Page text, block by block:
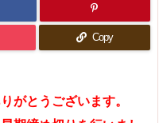
Copy
がとうございます。